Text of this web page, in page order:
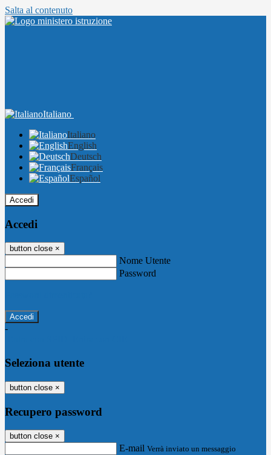
Salta al contenuto
Italiano
Italiano
English
Deutsch
Français
Español
Accedi
Accedi
button close ×
Nome Utente
Password
-
Seleziona utente
button close ×
Recupero password
button close ×
E-mail Verrà inviato un messaggio